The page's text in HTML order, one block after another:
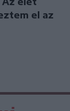
el az